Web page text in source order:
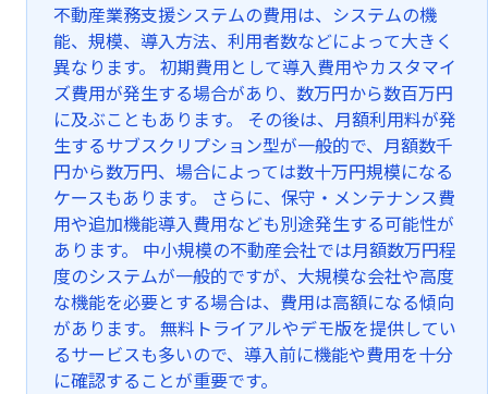
不動産業務支援システムの費用は、システムの機
能、規模、導入方法、利用者数などによって大きく
異なります。 初期費用として導入費用やカスタマイ
ズ費用が発生する場合があり、数万円から数百万円
に及ぶこともあります。 その後は、月額利用料が発
生するサブスクリプション型が一般的で、月額数千
円から数万円、場合によっては数十万円規模になる
ケースもあります。 さらに、保守・メンテナンス費
用や追加機能導入費用なども別途発生する可能性が
あります。 中小規模の不動産会社では月額数万円程
度のシステムが一般的ですが、大規模な会社や高度
な機能を必要とする場合は、費用は高額になる傾向
があります。 無料トライアルやデモ版を提供してい
るサービスも多いので、導入前に機能や費用を十分
に確認することが重要です。